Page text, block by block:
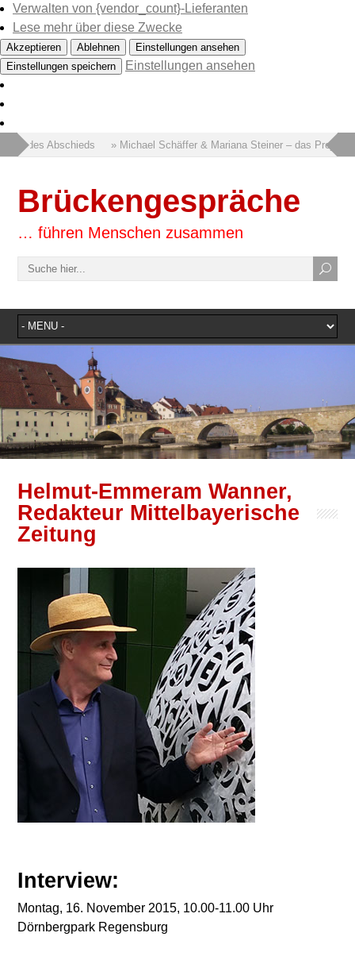
Verwalten von {vendor_count}-Lieferanten
Lese mehr über diese Zwecke
Akzeptieren Ablehnen
Einstellungen ansehen
Einstellungen speichern
Einstellungen ansehen
des Abschieds » Michael Schäffer & Mariana Steiner – das Projekt
Brückengespräche
… führen Menschen zusammen
Helmut-Emmeram Wanner,
Redakteur Mittelbayerische
Zeitung
Interview:
Montag, 16. November 2015, 10.00-11.00 Uhr
Dörnbergpark Regensburg